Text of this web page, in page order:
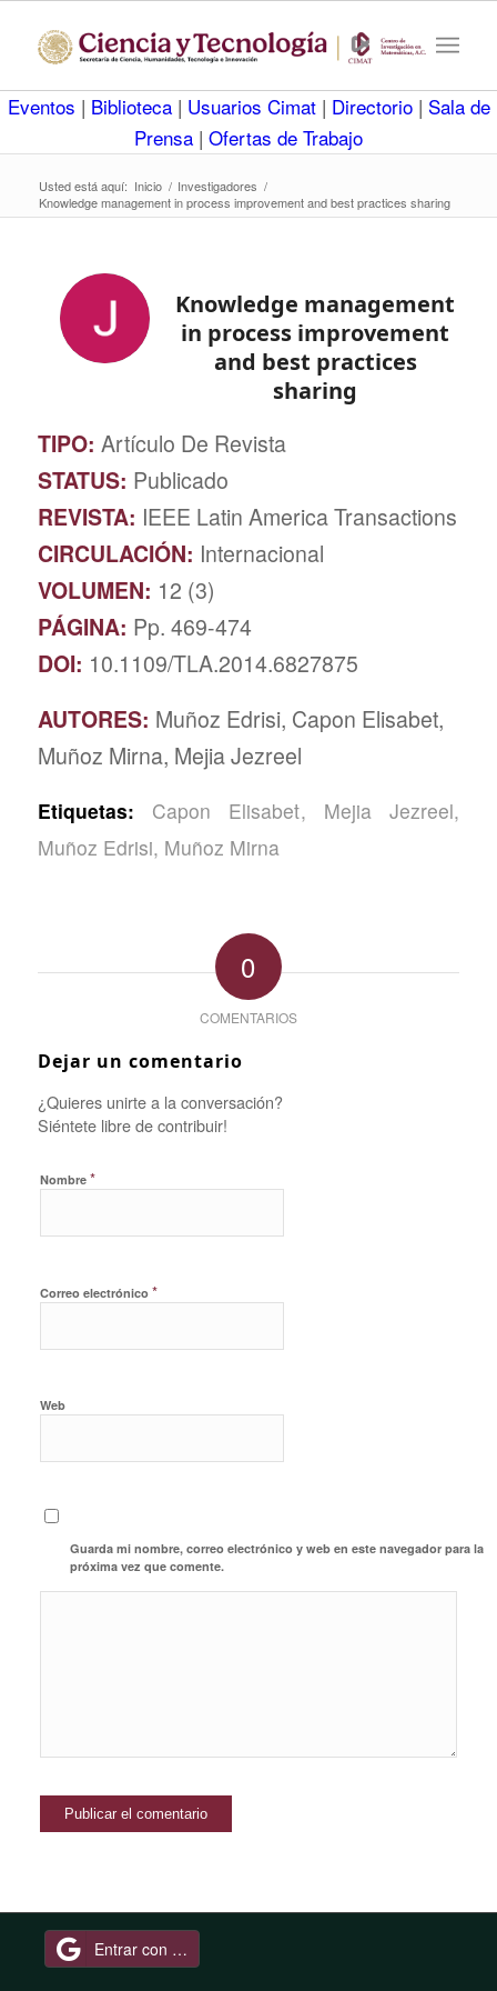
Eventos | Biblioteca | Usuarios Cimat | Directorio | Sala de
Prensa | Ofertas de Trabajo
Usted está aquí: Inicio / Investigadores /
Knowledge management in process improvement and best practices sharing
Knowledge management
in process improvement
and best practices
sharing
TIPO: Artículo De Revista
STATUS: Publicado
REVISTA: IEEE Latin America Transactions
CIRCULACIÓN: Internacional
VOLUMEN: 12 (3)
PÁGINA: Pp. 469-474
DOI: 10.1109/TLA.2014.6827875
AUTORES: Muñoz Edrisi, Capon Elisabet,
Muñoz Mirna, Mejia Jezreel
Etiquetas: Capon Elisabet, Mejia Jezreel,
Muñoz Edrisi, Muñoz Mirna
0
COMENTARIOS
Dejar un comentario
¿Quieres unirte a la conversación?
Siéntete libre de contribuir!
Nombre *
Correo electrónico *
Web
Guarda mi nombre, correo electrónico y web en este navegador para la
próxima vez que comente.
Entrar con Google